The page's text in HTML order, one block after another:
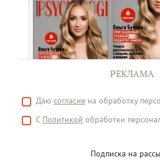
РЕКЛАМА
Даю согласие на обработку
С Политикой обработки
Подписка на